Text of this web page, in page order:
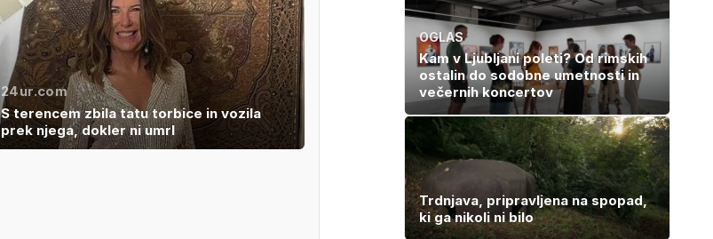
24ur.com
S terencem zbila tatu torbice in vozila
prek njega, dokler ni umrl
OGLAS
Kam v Ljubljani poleti? Od rimskih
ostalin do sodobne umetnosti in
večernih koncertov
Trdnjava, pripravljena na spopad,
ki ga nikoli ni bilo